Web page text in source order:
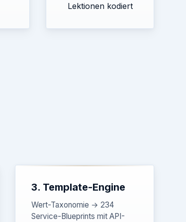
Lektionen kodiert
3. Template-Engine
Wert-Taxonomie → 234
Service-Blueprints mit API-